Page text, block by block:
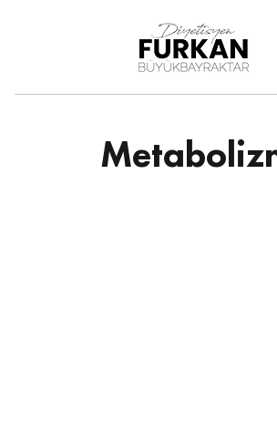
DiyetisyenFurkanBüy
ükbayraktar